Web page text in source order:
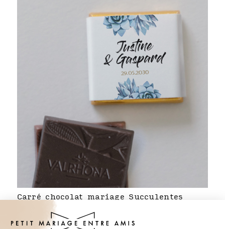
Carré chocolat mariage Succulentes